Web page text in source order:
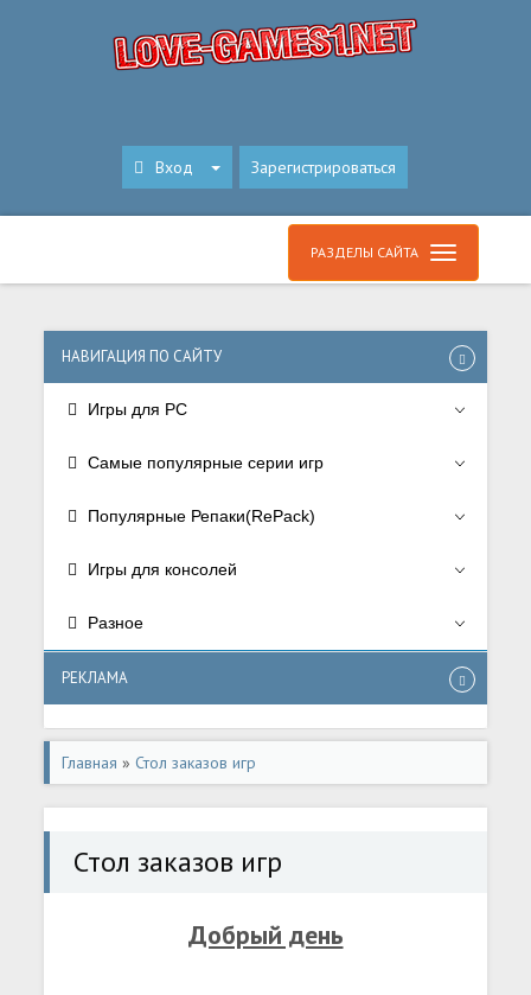
Вход Зарегистрироваться
РАЗДЕЛЫ САЙТА
НАВИГАЦИЯ ПО САЙТУ
Игры для PC
Самые популярные серии игр
Популярные Репаки(RePack)
Игры для консолей
Разное
РЕКЛАМА
Главная » Стол заказов игр
Стол заказов игр
Добрый день